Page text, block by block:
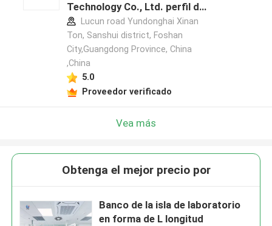
Technology Co., Ltd. perfil del
fabricante
Lucun road Yundonghai Xinan
Ton, Sanshui district, Foshan
City,Guangdong Province, China
,China
5.0
Proveedor verificado
Vea más
Obtenga el mejor precio por
Banco de la isla de laboratorio
en forma de L longitud